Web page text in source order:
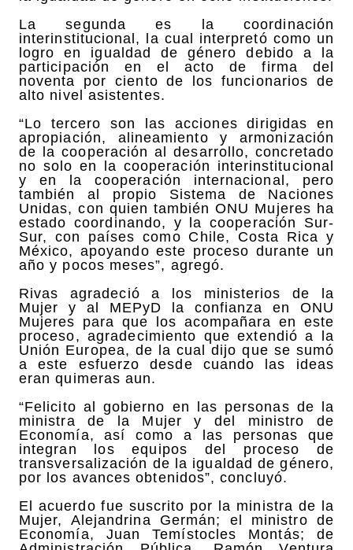
La segunda es la coordinación
interinstitucional, la cual interpretó como un
logro en igualdad de género debido a la
participación en el acto de firma del
noventa por ciento de los funcionarios de
alto nivel asistentes.
“Lo tercero son las acciones dirigidas en
apropiación, alineamiento y armonización
de la cooperación al desarrollo, concretado
no solo en la cooperación interinstitucional
y en la cooperación internacional, pero
también al propio Sistema de Naciones
Unidas, con quien también ONU Mujeres ha
estado coordinando, y la cooperación Sur-
Sur, con países como Chile, Costa Rica y
México, apoyando este proceso durante un
año y pocos meses”, agregó.
Rivas agradeció a los ministerios de la
Mujer y al MEPyD la confianza en ONU
Mujeres para que los acompañara en este
proceso, agradecimiento que extendió a la
Unión Europea, de la cual dijo que se sumó
a este esfuerzo desde cuando las ideas
eran quimeras aun.
“Felicito al gobierno en las personas de la
ministra de la Mujer y del ministro de
Economía, así como a las personas que
integran los equipos del proceso de
transversalización de la igualdad de género,
por los avances obtenidos”, concluyó.
El acuerdo fue suscrito por la ministra de la
Mujer, Alejandrina Germán; el ministro de
Economía, Juan Temístocles Montás; de